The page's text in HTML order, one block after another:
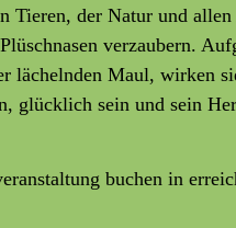
Tieren, der Natur und
verzaubern.
lächelnden Maul, wirken
glücklich sein und sein
buchen in